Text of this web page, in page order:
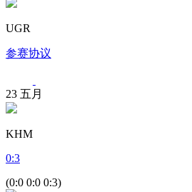
UGR
参赛协议
23 五月
KHM
0:3
(0:0 0:0 0:3)